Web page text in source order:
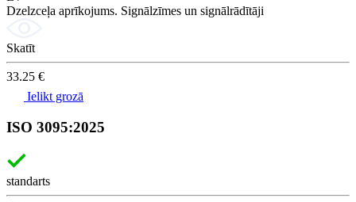
Dzelzceļa aprīkojums. Signālzīmes un signālrādītāji
Skatīt
33.25 €
Ielikt grozā
ISO 3095:2025
standarts